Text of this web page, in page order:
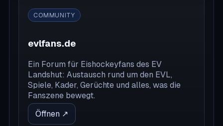
COMMUNITY
evlfans.de
Ein Forum für Eishockeyfans des EV
Landshut: Austausch rund um den EVL,
Spiele, Kader, Gerüchte und alles, was die
Fanszene bewegt.
Öffnen ↗